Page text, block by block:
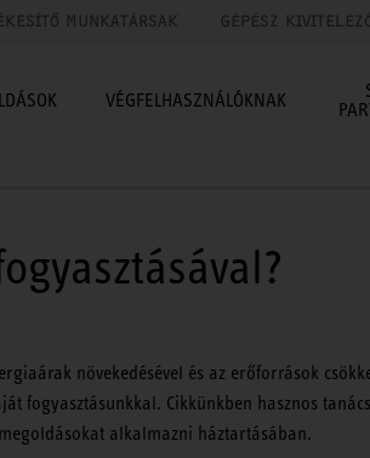
MUNKATÁRSAK GÉPÉSZ
VÉGFELHASZNÁLÓKNAK
növekedésével és az erőforrások
fogyasztásunkkal. Cikkünkben hasznos
alkalmazni háztartásában.